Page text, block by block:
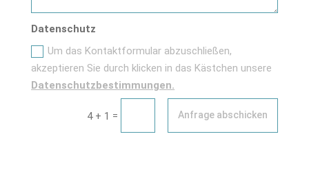
Datenschutz
Um das Kontaktformular abzuschließen,
akzeptieren Sie durch klicken in das Kästchen unsere
Datenschutzbestimmungen.
4 + 1 = Anfrage abschicken